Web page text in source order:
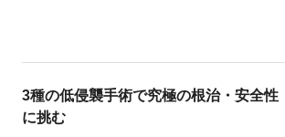
3種の低侵襲手術で究極の根治・安全性
に挑む